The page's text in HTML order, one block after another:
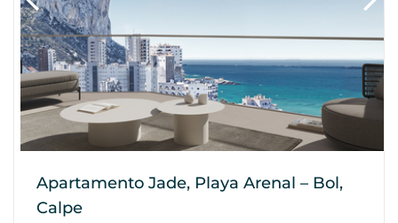
Apartamento Jade, Playa Arenal – Bol,
Calpe